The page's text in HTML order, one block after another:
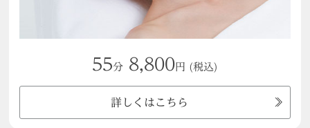
55分8,800円 (税込)
詳しくはこちら